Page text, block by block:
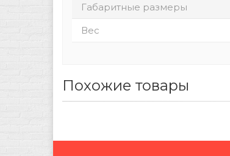
Габаритные размеры
Вес
Похожие товары